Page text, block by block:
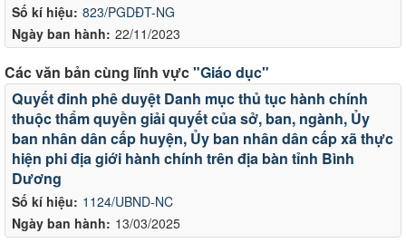
Số kí hiệu: 823/PGDĐT-NG
Ngày ban hành: 22/11/2023
Các văn bản cùng lĩnh vực"Giáo dục"
Số kí hiệu: 1124/UBND-NC
Ngày ban hành: 13/03/2025
Quyết đinh phê duyệt Danh mục thủ tục hành chính
thuộc thẩm quyền giải quyết của sở, ban, ngành, Ủy
ban nhân dân cấp huyện, Ủy ban nhân dân cấp xã thực
hiện phi địa giới hành chính trên địa bàn tỉnh Bình
Dương